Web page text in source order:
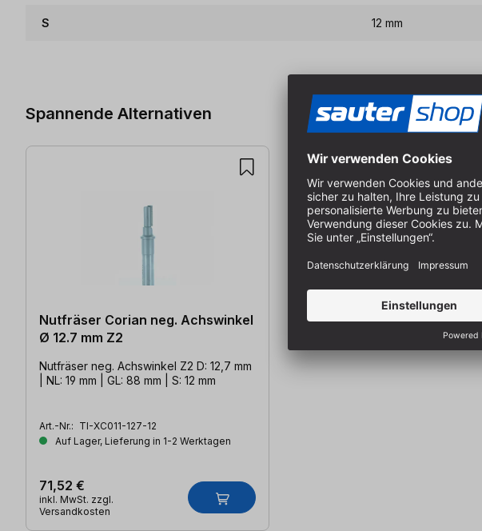
S 12 mm
Spannende Alternativen
Nutfräser Corian neg. Achswinkel
Ø 12.7 mm Z2
Nutfräser neg. Achswinkel Z2 D: 12,7 mm
| NL: 19 mm | GL: 88 mm | S: 12 mm
Art.-Nr.: TI-XC011-127-12
Auf Lager, Lieferung in 1-2 Werktagen
71,52 €
inkl. MwSt. zzgl.
Versandkosten